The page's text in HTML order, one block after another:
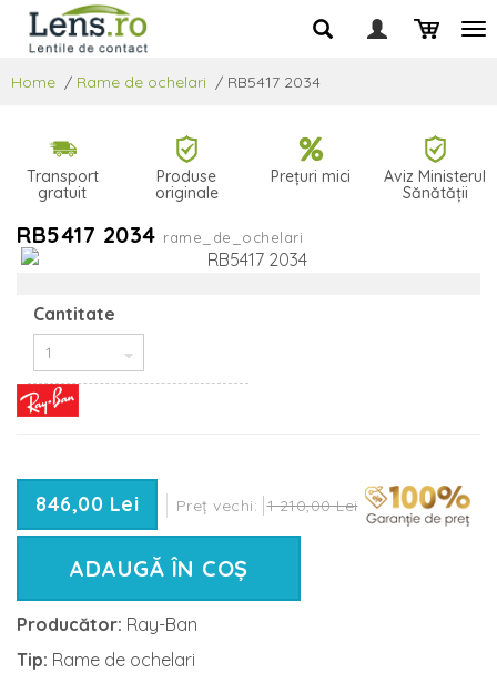
Home / Rame de ochelari / RB5417 2034
Transport
gratuit
Produse
originale
Prețuri mici
Aviz Ministerul
Sănătății
RB5417 2034 rame_de_ochelari
Cantitate
846,00 Lei Preț vechi: 1 210,00 Lei
ADAUGĂ ÎN COȘ
Producător: Ray-Ban
Tip: Rame de ochelari